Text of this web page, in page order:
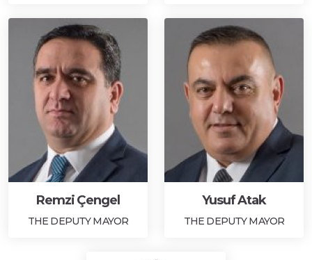
Remzi Çengel
THE DEPUTY MAYOR
Yusuf Atak
THE DEPUTY MAYOR